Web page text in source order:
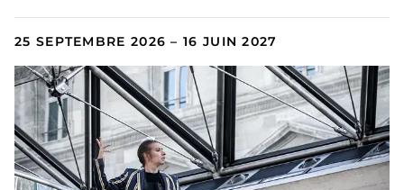
25 SEPTEMBRE 2026 – 16 JUIN 2027